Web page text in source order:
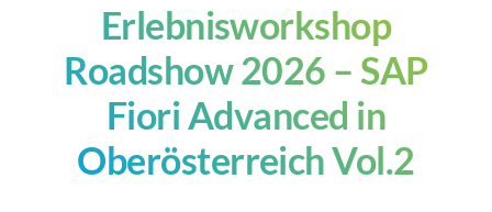
Events
Know-How
Erlebnisworkshop
Roadshow 2026 – SAP
Fiori Advanced in
Oberösterreich Vol.2